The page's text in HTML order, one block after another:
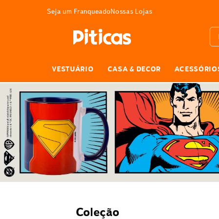
Seja um FranqueadoNossas Lojas
3% DE DESCONTOpagando com Pix
VESTUÁRIO CASA & DECOR
Coleção